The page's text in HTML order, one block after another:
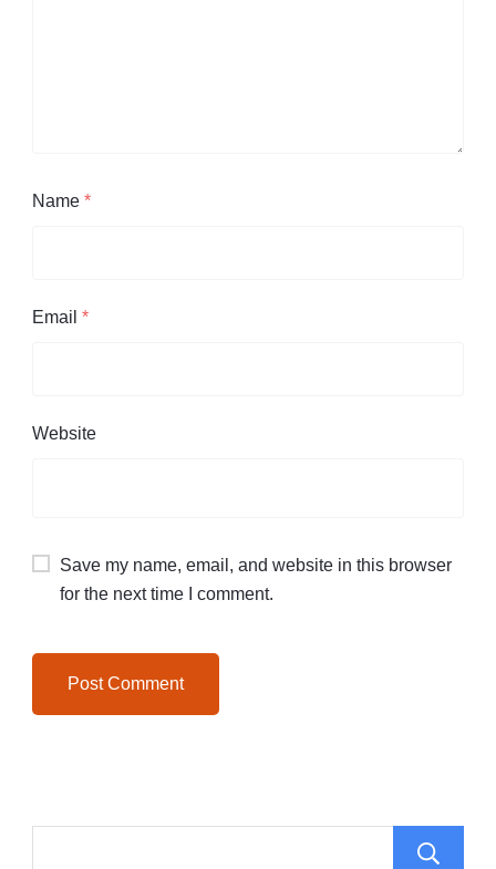
Name *
Email *
Website
Save my name, email, and website in this browser
for the next time I comment.